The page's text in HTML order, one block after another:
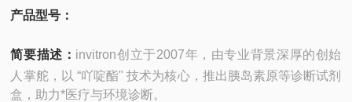
产品型号：
简要描述： invitron创立于2007年，由专业背景深厚的创始
人掌舵，以 “吖啶酯" 技术为核心，推出胰岛素原等诊断试剂
盒，助力*医疗与环境诊断。